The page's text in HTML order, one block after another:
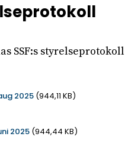
SSF:s styrelseprotokoll
2025 (944,11 KB)
2025 (944,44 KB)